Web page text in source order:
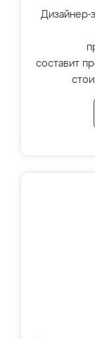
Дизайнер-
составит